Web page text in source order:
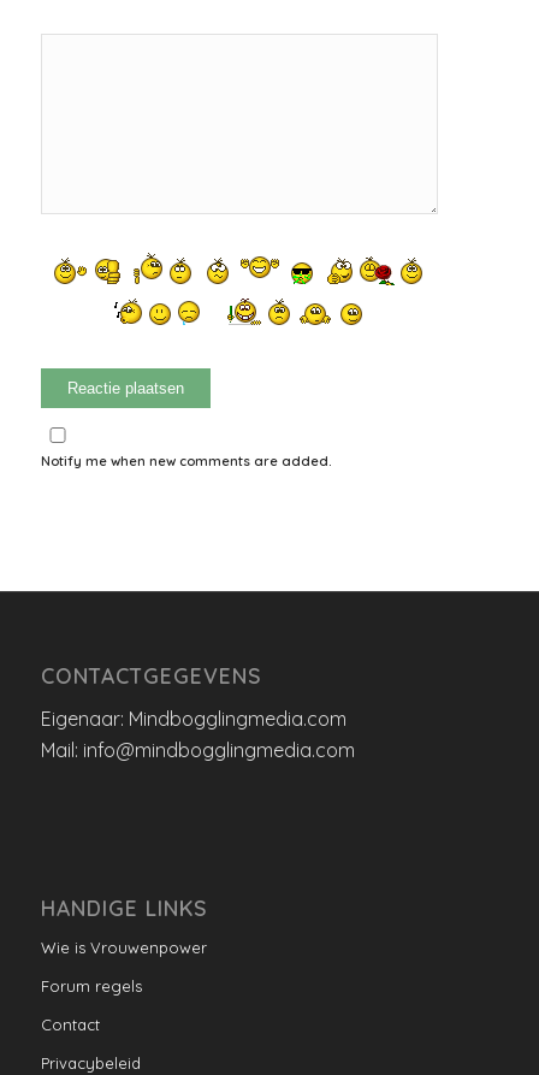
Notify me when new comments are added.
CONTACTGEGEVENS
Eigenaar: Mindbogglingmedia.com
Mail: info@mindbogglingmedia.com
HANDIGE LINKS
Wie is Vrouwenpower
Forum regels
Contact
Privacybeleid